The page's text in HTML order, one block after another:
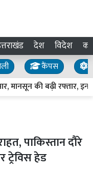
देश विदेश
कैंपस
की बढ़ी रफ्तार, इन
पाकिस्तान दौरे
हेड